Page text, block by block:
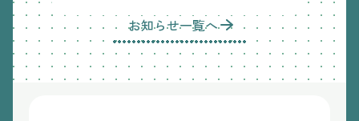
お知らせ一覧へ